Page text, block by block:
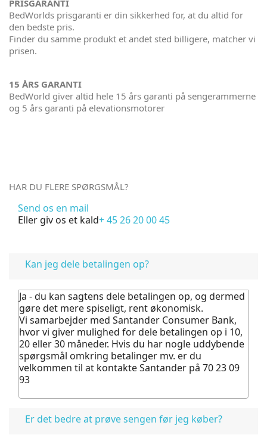
PRISGARANTI
BedWorlds prisgaranti er din sikkerhed for, at du altid for
den bedste pris.
Finder du samme produkt et andet sted billigere, matcher vi
prisen.
15 ÅRS GARANTI
BedWorld giver altid hele 15 års garanti på sengerammerne
og 5 års garanti på elevationsmotorer
HAR DU FLERE SPØRGSMÅL?
Send os en mail
Eller giv os et kald+ 45 26 20 00 45
Kan jeg dele betalingen op?
Ja - du kan sagtens dele betalingen op, og dermed
gøre det mere spiseligt, rent økonomisk.
Vi samarbejder med Santander Consumer Bank,
hvor vi giver mulighed for dele betalingen op i 10,
20 eller 30 måneder. Hvis du har nogle uddybende
spørgsmål omkring betalinger mv. er du
velkommen til at kontakte Santander på 70 23 09
93
Er det bedre at prøve sengen før jeg køber?